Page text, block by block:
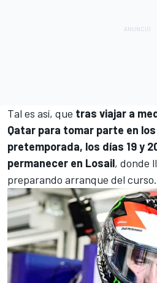
Tal es así, que tras viajar a
Qatar para tomar parte en
pretemporada, los días 19 y
permanecer en Losail, donde
preparando arranque del curso.